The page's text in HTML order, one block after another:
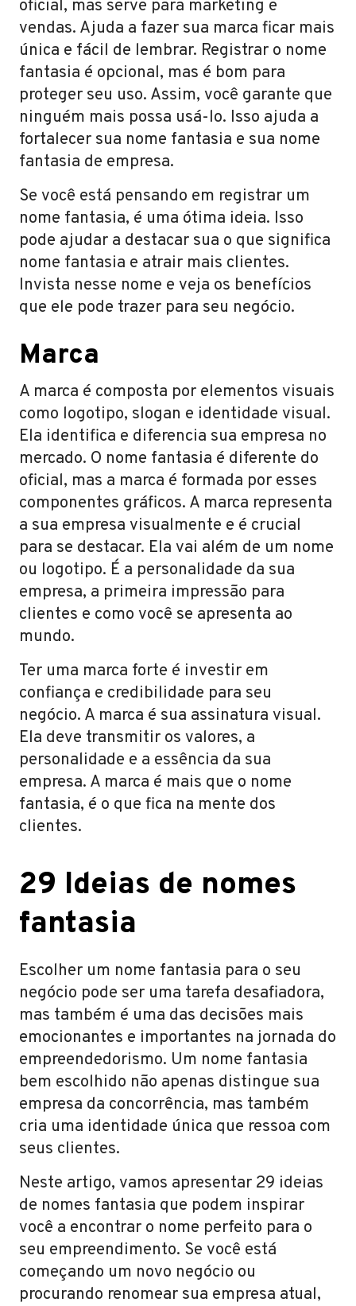
oficial, mas serve para marketing e
vendas. Ajuda a fazer sua marca ficar mais
única e fácil de lembrar. Registrar o nome
fantasia é opcional, mas é bom para
proteger seu uso. Assim, você garante que
ninguém mais possa usá-lo. Isso ajuda a
fortalecer sua nome fantasia e sua nome
fantasia de empresa.
Se você está pensando em registrar um
nome fantasia, é uma ótima ideia. Isso
pode ajudar a destacar sua o que significa
nome fantasia e atrair mais clientes.
Invista nesse nome e veja os benefícios
que ele pode trazer para seu negócio.
Marca
A marca é composta por elementos visuais
como logotipo, slogan e identidade visual.
Ela identifica e diferencia sua empresa no
mercado. O nome fantasia é diferente do
oficial, mas a marca é formada por esses
componentes gráficos. A marca representa
a sua empresa visualmente e é crucial
para se destacar. Ela vai além de um nome
ou logotipo. É a personalidade da sua
empresa, a primeira impressão para
clientes e como você se apresenta ao
mundo.
Ter uma marca forte é investir em
confiança e credibilidade para seu
negócio. A marca é sua assinatura visual.
Ela deve transmitir os valores, a
personalidade e a essência da sua
empresa. A marca é mais que o nome
fantasia, é o que fica na mente dos
clientes.
29 Ideias de nomes
fantasia
Escolher um nome fantasia para o seu
negócio pode ser uma tarefa desafiadora,
mas também é uma das decisões mais
emocionantes e importantes na jornada do
empreendedorismo. Um nome fantasia
bem escolhido não apenas distingue sua
empresa da concorrência, mas também
cria uma identidade única que ressoa com
seus clientes.
Neste artigo, vamos apresentar 29 ideias
de nomes fantasia que podem inspirar
você a encontrar o nome perfeito para o
seu empreendimento. Se você está
começando um novo negócio ou
procurando renomear sua empresa atual,